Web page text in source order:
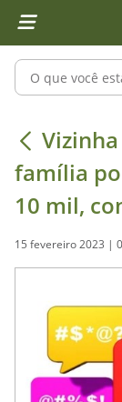
1 Ir para o
2 Ir para a
4 Ir para o
5 Ir para a
6 Ir para o
7 Ir para a
Vizinha
família
10 mil,
15 fevereiro 2023 |